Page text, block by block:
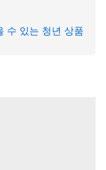
수 있는 청년 상품